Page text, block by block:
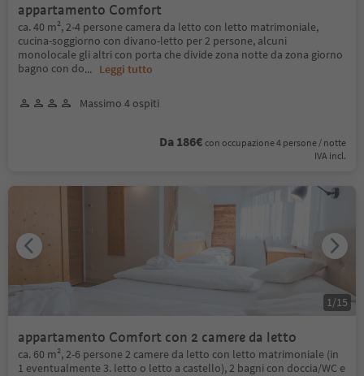
appartamento Comfort
ca. 40 m², 2-4 persone camera da letto con letto matrimoniale,
cucina-soggiorno con divano-letto per 2 persone, alcuni
monolocale gli altri con porta che divide zona notte da zona giorno
bagno con do... Leggi tutto
Massimo 4 ospiti
Da 186€ con occupazione 4 persone / notte
IVA incl.
appartamento Comfort con 2 camere da letto
ca. 60 m², 2-6 persone 2 camere da letto con letto matrimoniale (in
1 eventualmente 3. letto o letto a castello), 2 bagni con doccia/WC e
1 /15